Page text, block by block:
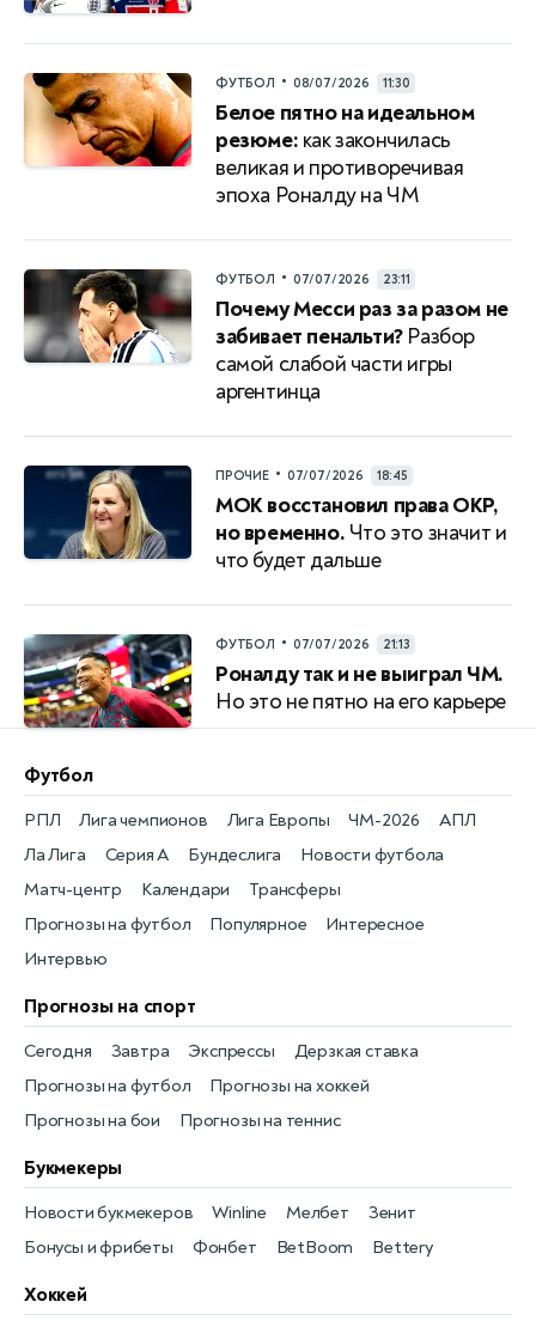
ФУТБОЛ • 08/07/2026 11:30
Белое пятно на идеальном
резюме: как закончилась
великая и противоречивая
эпоха Роналду на ЧМ
ФУТБОЛ • 07/07/2026 23:11
Почему Месси раз за разом не
забивает пенальти?Разбор
самой слабой части игры
аргентинца
ПРОЧИЕ • 07/07/2026 18:45
МОК восстановил права ОКР,
но временно. Что это значит и
что будет дальше
ФУТБОЛ • 07/07/2026 21:13
Роналду так и не выиграл ЧМ.
Но это не пятно на его карьере
Футбол
Новости футбола
РПЛ
Матч-центр
Лига чемпионов
Календари
Лига Европы
Трансферы
ЧМ-2026
Прогнозы на футбол
АПЛ
Популярное
Ла Лига
Интересное
Серия А
Интервью
Бундеслига
Прогнозы на спорт
Прогнозы на футбол
Сегодня
Прогнозы на хоккей
Завтра
Прогнозы на бои
Экспрессы
Прогнозы на теннис
Дерзкая ставка
Букмекеры
Бонусы и фрибеты
Новости букмекеров
Фонбет
Winline
BetBoom
Мелбет
Bettery
Зенит
Хоккей